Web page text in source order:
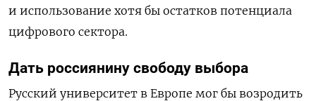
и использование хотя бы остатков потенциала
цифрового сектора.
Дать россиянину свободу выбора
Русский университет в Европе мог бы возродить